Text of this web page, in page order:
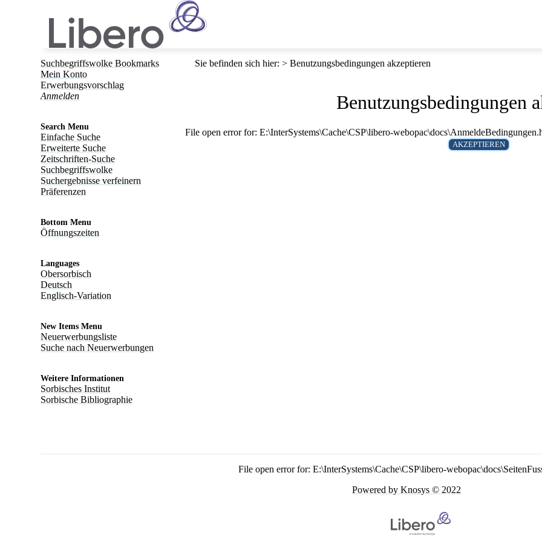
Suchbegriffswolke Bookmarks
Mein Konto
Erwerbungsvorschlag
Anmelden
Search Menu
Einfache Suche
Erweiterte Suche
Zeitschriften-Suche
Suchbegriffswolke
Suchergebnisse verfeinern
Präferenzen
Bottom Menu
Öffnungszeiten
Languages
Obersorbisch
Deutsch
Englisch-Variation
New Items Menu
Neuerwerbungsliste
Suche nach Neuerwerbungen
Weitere Informationen
Sorbisches Institut
Sorbische Bibliographie
Sie befinden sich hier: Benutzungsbedingungen akzeptieren
Benutzungsbedingungen
File open error for: E:\InterSystems\Cache\CSP\libero-
File open error for: E:\InterSystems\Cache\CSP\libero-
Powered by Knosys © 2022